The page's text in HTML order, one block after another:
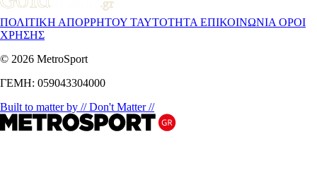
ΠΟΛΙΤΙΚΗ ΑΠΟΡΡΗΤΟΥ ΤΑΥΤΟΤΗΤΑ ΕΠΙΚΟΙΝΩΝΙΑ ΟΡΟΙ
ΧΡΗΣΗΣ
© 2026 MetroSport
ΓΕΜΗ: 059043304000
Built to matter by // Don't Matter //